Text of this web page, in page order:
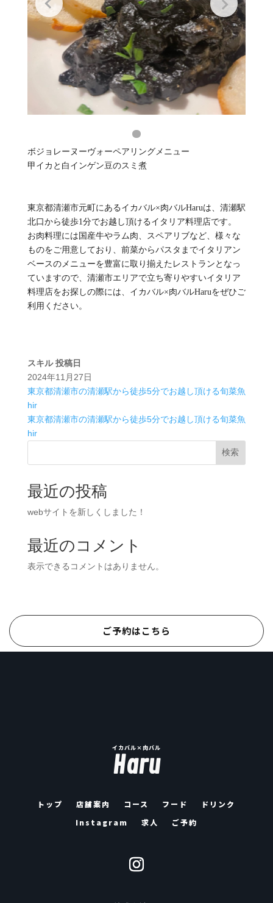
ボジョレーヌーヴォーペアリングメニュー
甲イカと白インゲン豆のスミ煮
東京都清瀬市元町にあるイカバル×肉バルHaruは、清瀬駅
北口から徒歩1分でお越し頂けるイタリア料理店です。
お肉料理には国産牛やラム肉、スペアリブなど、様々な
ものをご用意しており、前菜からパスタまでイタリアン
ベースのメニューを豊富に取り揃えたレストランとなっ
ていますので、清瀬市エリアで立ち寄りやすいイタリア
料理店をお探しの際には、イカバル×肉バルHaruをぜひご
利用ください。
スキル 投稿日
2024年11月27日
東京都清瀬市の清瀬駅から徒歩5分でお越し頂ける旬菜魚
hir
東京都清瀬市の清瀬駅から徒歩5分でお越し頂ける旬菜魚
hir
検索
最近の投稿
webサイトを新しくしました！
最近のコメント
表示できるコメントはありません。
ご予約はこちら
イカバル×肉バル
Haru
トップ 店舗案内 コース フード
ドリンク
Instagram
求人 ご予約